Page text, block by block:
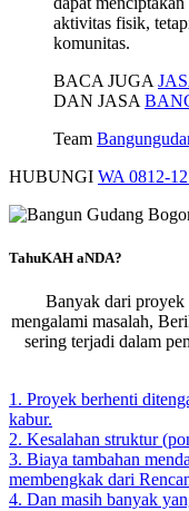
aktivitas fisik,
komunitas.
BACA JUGA
DAN JASA
Team
HUBUNGI WA 0812-
TahuKAH aNDA?
Banyak dari proyek
mengalami masalah,
sering terjadi dalam
1. Proyek berhenti
kabur.
2. Kesalahan struktur
3. Biaya tambahan
membengkak dari
4. Dan masih banyak